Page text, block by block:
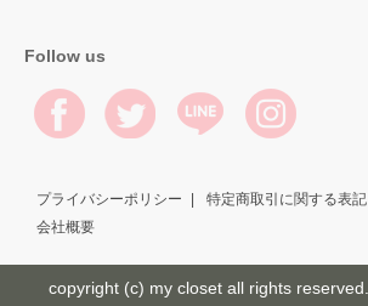
Follow us
プライバシーポリシー 特定商取引に関する表記
会社概要
copyright (c) my closet all rights reserved.